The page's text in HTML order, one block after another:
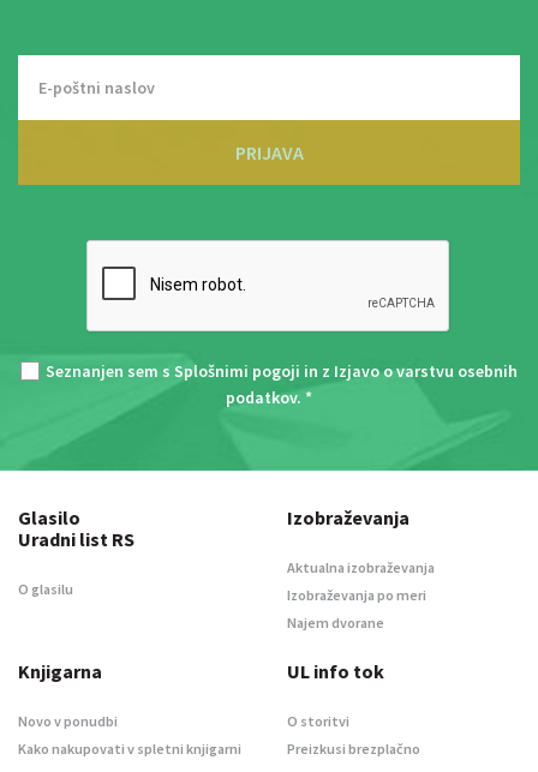
PRIJAVA
Seznanjen sem s Splošnimi pogoji in z Izjavo o varstvu osebnih
podatkov. *
Glasilo
Uradni list RS
O glasilu
Izobraževanja
Aktualna izobraževanja
Izobraževanja po meri
Najem dvorane
Knjigarna
Novo v ponudbi
Kako nakupovati v spletni knjigarni
UL info tok
O storitvi
Preizkusi brezplačno